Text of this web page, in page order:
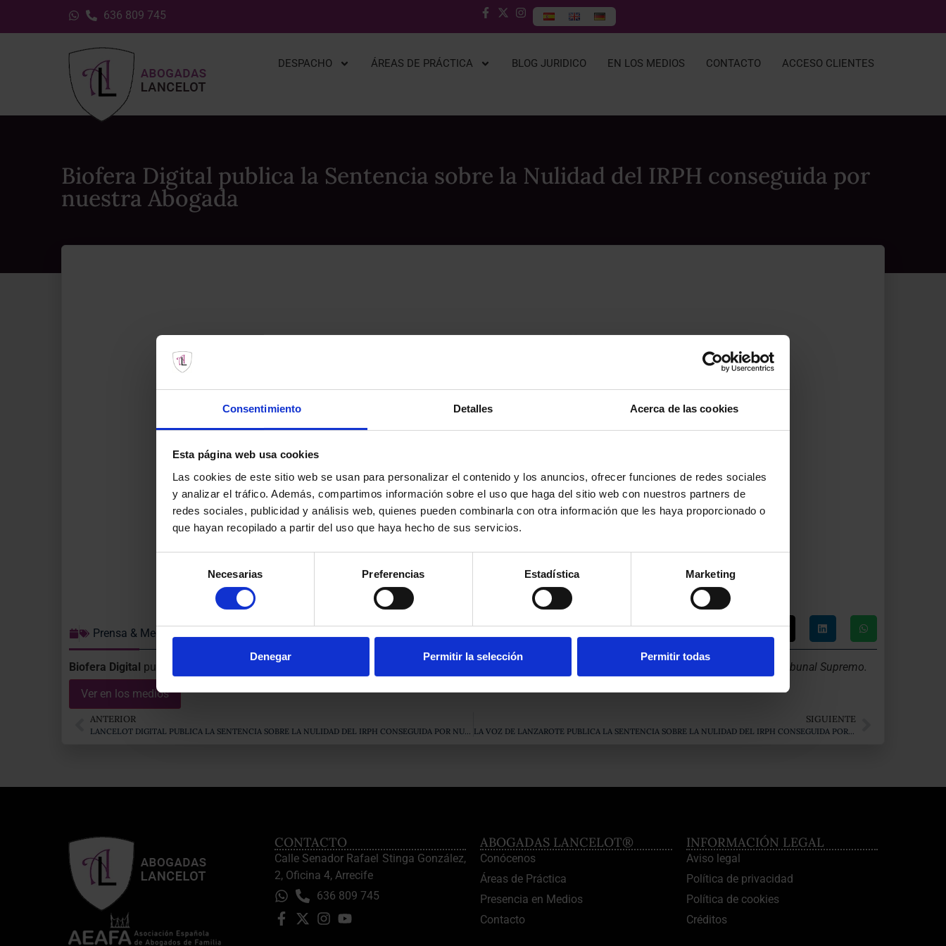
Consentimiento Detalles Acerca de las cookies
Esta página web usa cookies
Las cookies de este sitio web se usan para personalizar el contenido y los anuncios, ofrecer funciones de redes sociales
y analizar el tráfico. Además, compartimos información sobre el uso que haga del sitio web con nuestros partners de
redes sociales, publicidad y análisis web, quienes pueden combinarla con otra información que les haya proporcionado o
que hayan recopilado a partir del uso que haya hecho de sus servicios.
consentimiento
Necesarias Preferencias Estadística Marketing
Denegar Permitir la selección Permitir todas
636 809 745
DESPACHO ÁREAS DE PRÁCTICA BLOG JURIDICO EN LOS MEDIOS CONTACTO ACCESO CLIENTES
Biofera Digital publica la Sentencia sobre la Nulidad del IRPH conseguida por
nuestra Abogada
Prensa & Medios
Biofera Digital publica
la importante Sentencia que ha conseguido nuestro Despacho sobre «la nulidad del IRPH» en contra del actual criterio del Tribunal Supremo.
Ver en los medios
ANTERIOR
LANCELOT DIGITAL PUBLICA LA SENTENCIA SOBRE LA NULIDAD DEL IRPH CONSEGUIDA POR NUESTRO DESPACHO
SIGUIENTE
LA VOZ DE LANZAROTE PUBLICA LA SENTENCIA SOBRE LA NULIDAD DEL IRPH CONSEGUIDA POR ABOGADAS LANCELOT
CONTACTO
Calle Senador Rafael Stinga González,
2, Oficina 4, Arrecife
636 809 745
ABOGADAS LANCELOT®
Conócenos
Áreas de Práctica
Presencia en Medios
Contacto
INFORMACIÓN LEGAL
Aviso legal
Política de privacidad
Política de cookies
Créditos